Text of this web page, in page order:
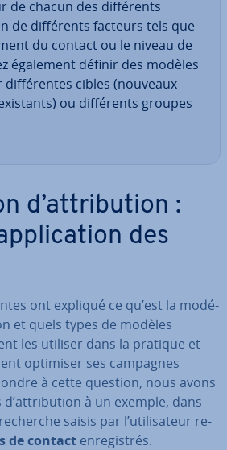
de chacun des dif­fé­rents
de dif­fé­rents facteurs tels que
du contact ou le niveau de
également définir des modèles
cibles (nouveaux
ou dif­fé­rents groupes
d’at­tri­bu­tion :
des
ont expliqué ce qu’est la mo­dé­
et quels types de modèles
les utiliser dans la pratique et
optimiser ses campagnes
à cette question, nous avons
à un exemple, dans
saisis par l’uti­li­sa­teur re­
de contact en­re­gis­trés.